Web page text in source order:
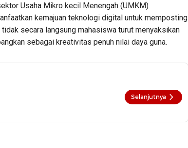
Usaha Mikro kecil Menengah (UMKM)
kemajuan teknologi digital untuk memposting
secara langsung mahasiswa turut menyaksikan
sebagai kreativitas penuh nilai daya guna.
Selanjutnya